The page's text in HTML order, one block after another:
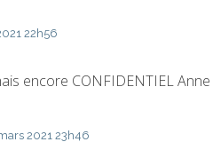
22h56
encore CONFIDENTIEL Anne
2021 23h46